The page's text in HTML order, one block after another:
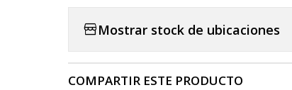
Mostrar stock de ubicaciones
COMPARTIR ESTE PRODUCTO